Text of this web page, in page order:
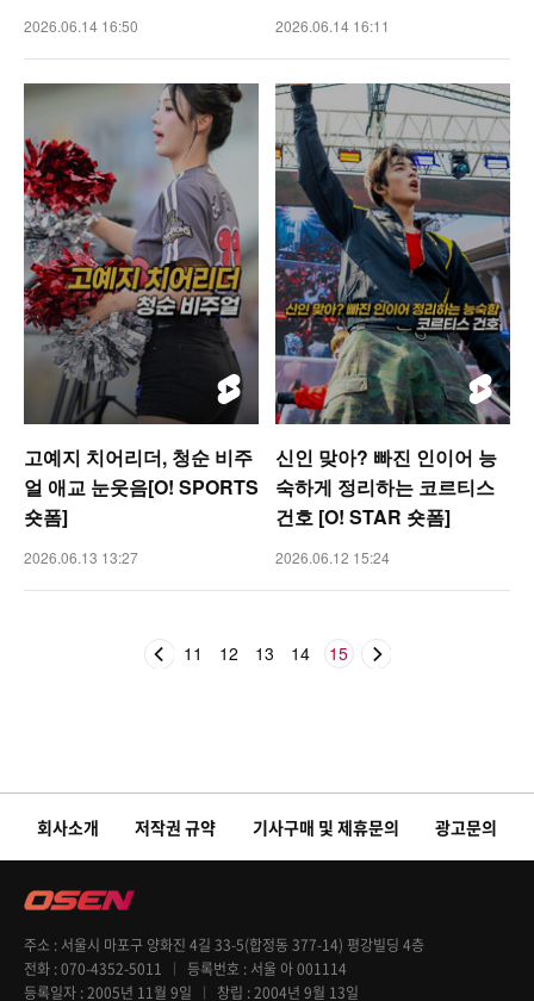
2026.06.14 16:50 2026.06.14 16:11
고예지 치어리더, 청순 비주
얼 애교 눈웃음[O! SPORTS
숏폼]
2026.06.13 13:27
신인 맞아? 빠진 인이어 능
숙하게 정리하는 코르티스
건호 [O! STAR 숏폼]
2026.06.12 15:24
11 12 13 14 15
회사소개 저작권 규약 기사구매 및 제휴문의 광고문의
주소
서울시 마포구 양화진 4길 33-5(합정동 377-14) 평강빌딩 4층
전화 070-4352-5011 등록번호
서울 아 001114
등록일자 2005년 11월 9일 창립 2004년 9월 13일